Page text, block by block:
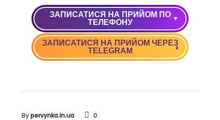
ЗАПИСАТИСЯ НА ПРИЙОМ ПО
ТЕЛЕФОНУ
+38 (050) 037 09 90
ЗАПИСАТИСЯ НА ПРИЙОМ ЧЕРЕЗ
TELEGRAM
Bypervynka.in.ua 0